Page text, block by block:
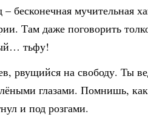
бесконечная мучительная
Там даже поговорить
тьфу!
рвущийся на свободу. Ты
глазами. Помнишь, как
и под розгами.